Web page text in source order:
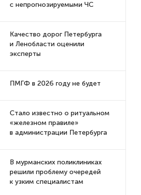
с непрогнозируемыми ЧС
Качество дорог Петербурга
и Ленобласти оценили
эксперты
ПМГФ в 2026 году не будет
Стало известно о ритуальном
«железном правиле»
в администрации Петербурга
В мурманских поликлиниках
решили проблему очередей
к узким специалистам